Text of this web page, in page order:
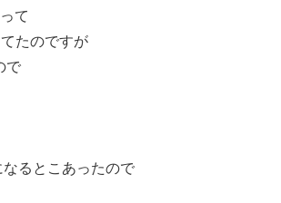
て
たのですが
で
るとこあったので